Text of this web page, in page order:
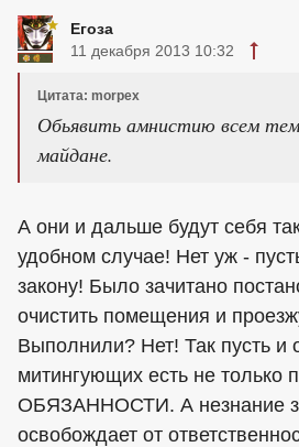
Егоза
11 декабря 2013 10:32
Цитата: morpex
Обьявить амнистию всем
майдане.
А они и дальше будут себя
удобном случае! Нет уж -
закону! Было зачитано
очистить помещения и
Выполнили? Нет! Так пусть и
митингующих есть не только
ОБЯЗАННОСТИ. А незнание
освобождает от